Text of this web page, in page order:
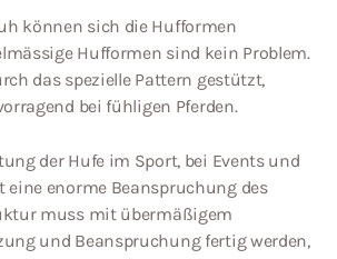
können sich die Hufformen
Hufformen sind kein Problem.
das spezielle Pattern gestützt,
bei fühligen Pferden.
der Hufe im Sport, bei Events und
eine enorme Beanspruchung des
muss mit übermäßigem
und Beanspruchung fertig werden,